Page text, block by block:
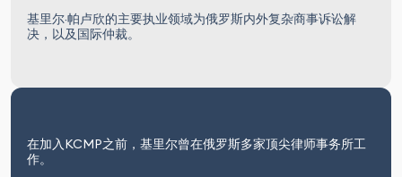
基里尔·帕卢欣的主要执业领域为俄罗斯内外复杂商事诉讼解
决，以及国际仲裁。
在加入KCMP之前，基里尔曾在俄罗斯多家顶尖律师事务所工
作。